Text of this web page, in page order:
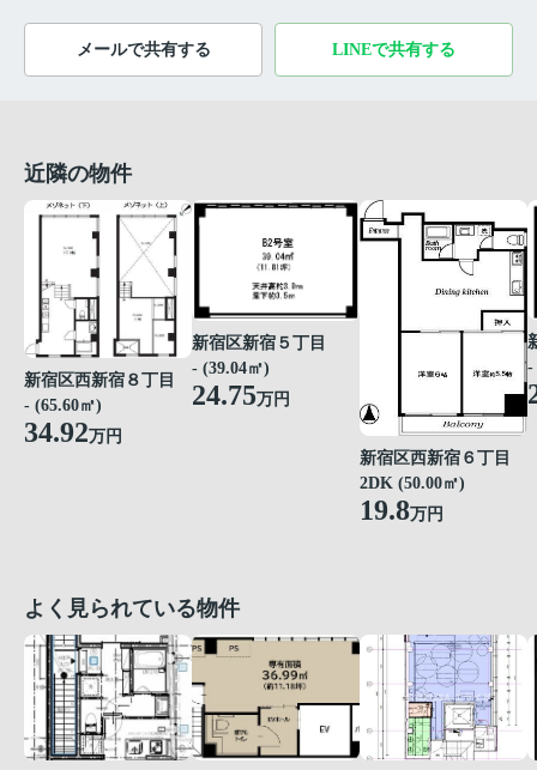
メールで共有する LINEで共有する
近隣の物件
新宿区西新宿８丁目
- (65.60㎡)
34.92万円
新宿区新宿５丁目
- (39.04㎡)
24.75万円
新宿区西新宿６丁目
2DK (50.00㎡)
19.8万円
-
よく見られている物件